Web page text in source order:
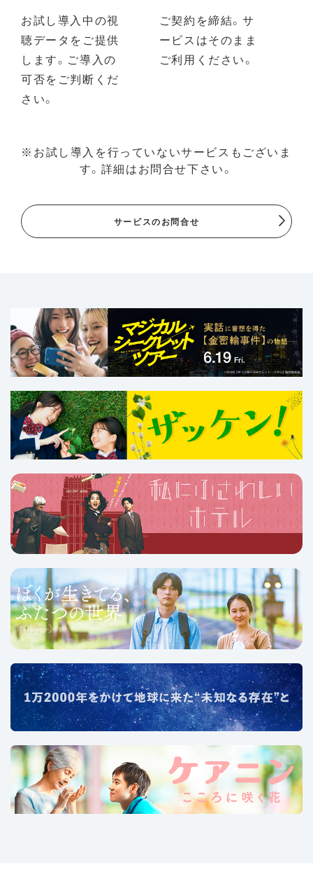
お試し導入中の視
聴データをご提供
します。ご導入の
可否をご判断くだ
さい。
ご契約を締結。サ
ービスはそのまま
ご利用ください。
※お試し導入を行っていないサービスもございま
す。詳細はお問合せ下さい。
サービスのお問合せ